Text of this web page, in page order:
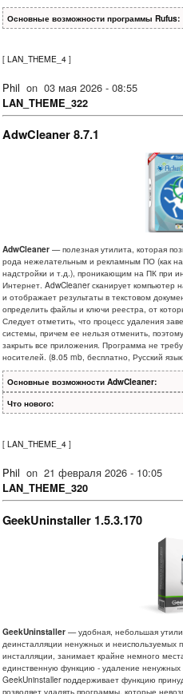
Основные возможности программы Rufus:
[ LAN_THEME_4 ]
Phil on 03 мая 2026 - 08:55
LAN_THEME_322
AdwCleaner 8.7.1
AdwCleaner — полезная утилита, которая
рода нежелательным и рекламным ПО (как
надстройки и т.д.), проникающим на ПК при
Интернет. AdwCleaner сканирует компьютер
и отображает результаты в текстовом
определить файлы и ключи реестра, от
Следует отметить, что процесс удаления
системы, причем ее нельзя отменить,
закрыть все приложения. Программа не
носителей. (8.05 mb, бесплатно, Русский
Основные возможности AdwCleaner:
Что нового:
[ LAN_THEME_4 ]
Phil on 21 февраля 2026 - 10:05
LAN_THEME_320
GeekUninstaller 1.5.3.170
GeekUninstaller — удобная, небольшая
деинсталляции ненужных и неиспользуемых
инсталляции, занимает крайне немного
единственную функцию - удаление ненужных
GeekUninstaller поддерживает функцию
позволяет удалять программы, которые